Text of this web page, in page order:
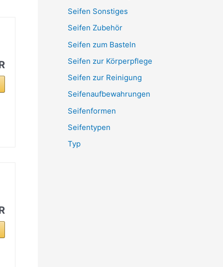
Seifen Sonstiges
Seifen Zubehör
Seifen zum Basteln
Seifen zur Körperpflege
Seifen zur Reinigung
Seifenaufbewahrungen
Seifenformen
Seifentypen
Typ